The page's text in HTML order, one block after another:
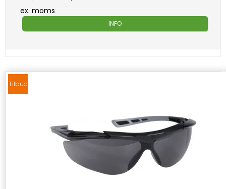
ex. moms
INFO
Tilbud